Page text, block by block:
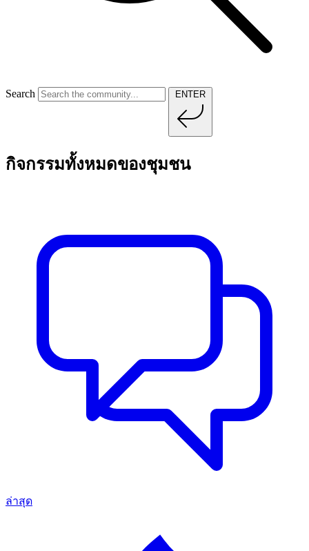
Search ENTER
กิจกรรมทั้งหมดของชุมชน
ล่าสุด